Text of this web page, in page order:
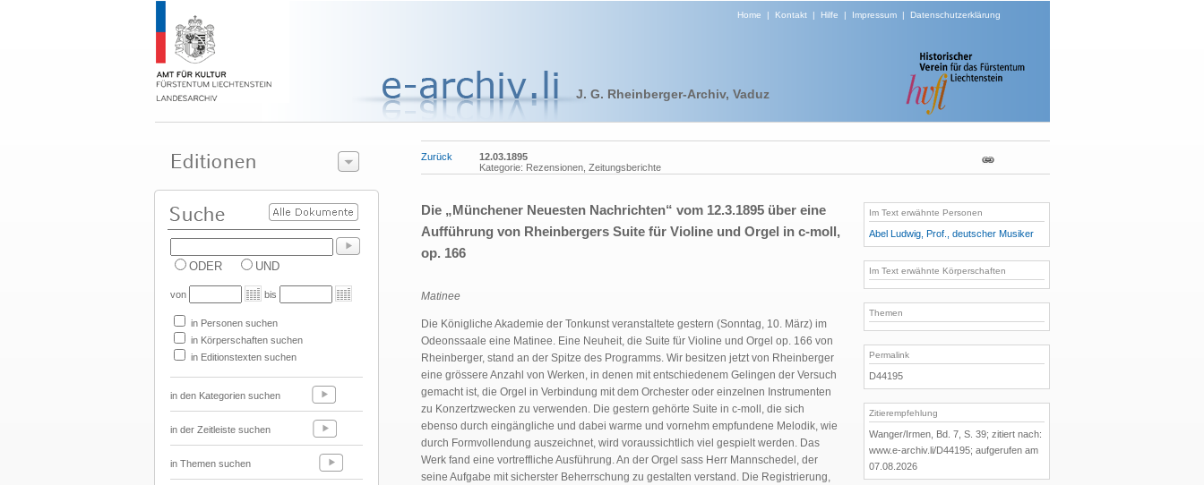
Home | Kontakt| Hilfe | Impressum| Datenschutzerklärung
J. G. Rheinberger-Archiv, Vaduz
ODER UND
von bis
in Personen suchen
in Körperschaften suchen
in Editionstexten suchen
in den Kategorien suchen
in der Zeitleiste suchen
in Themen suchen
Zurück
12.03.1895
Kategorie: Rezensionen, Zeitungsberichte
Die „Münchener Neuesten Nachrichten“ vom 12.3.1895 über eine
Aufführung von Rheinbergers Suite für Violine und Orgel in c-moll,
op. 166
Matinee
Die Königliche Akademie der Tonkunst veranstaltete gestern (Sonntag, 10. März) im
Odeonssaale eine Matinee. Eine Neuheit, die Suite für Violine und Orgel op. 166 von
Rheinberger, stand an der Spitze des Programms. Wir besitzen jetzt von Rheinberger
eine grössere Anzahl von Werken, in denen mit entschiedenem Gelingen der Versuch
gemacht ist, die Orgel in Verbindung mit dem Orchester oder einzelnen Instrumenten
zu Konzertzwecken zu verwenden. Die gestern gehörte Suite in c-moll, die sich
ebenso durch eingängliche und dabei warme und vornehm empfundene Melodik, wie
durch Formvollendung auszeichnet, wird voraussichtlich viel gespielt werden. Das
Werk fand eine vortreffliche Ausführung. An der Orgel sass Herr Mannschedel, der
seine Aufgabe mit sicherster Beherrschung zu gestalten verstand. Die Registrierung,
Im Text erwähnte Personen
Abel Ludwig, Prof., deutscher Musiker
Im Text erwähnte Körperschaften
Themen
Permalink
D44195
Zitierempfehlung
Wanger/Irmen, Bd. 7, S. 39; zitiert nach:
www.e-archiv.li/D44195; aufgerufen am
07.08.2026